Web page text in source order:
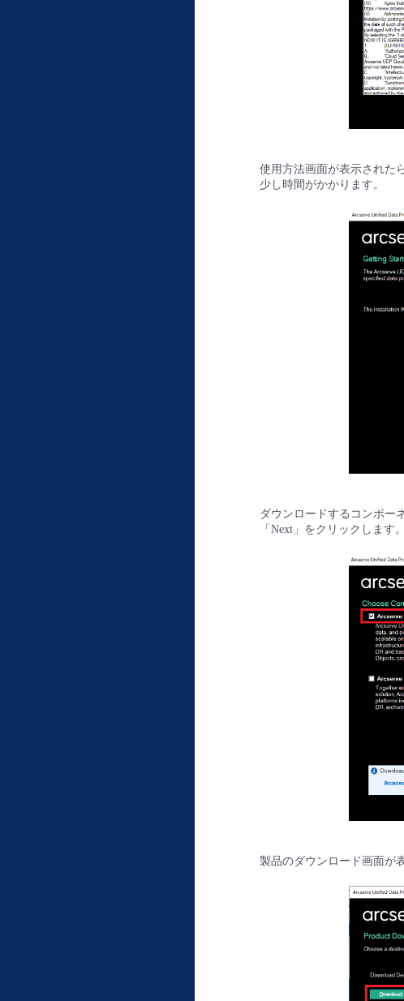
使用方法画面が表示された
少し時間がかかります。
ダウンロードするコンポー
「Next」をクリックします。
製品のダウンロード画面が